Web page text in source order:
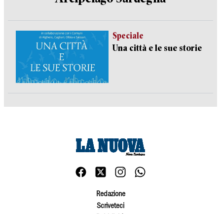
Speciale
Una città e le sue storie
Redazione
Scriveteci